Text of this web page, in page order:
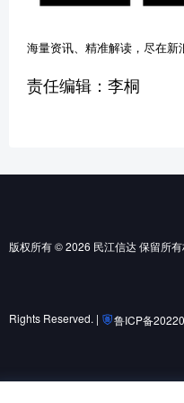
海量资讯、精准解读，尽在新
责任编辑：李桐
版权所有 © 2026 民江信达 保留所
Rights Reserved. | 鲁ICP备